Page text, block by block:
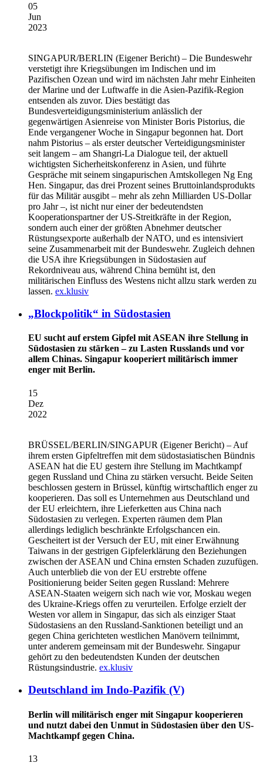
05
Jun
2023
SINGAPUR/BERLIN (Eigener Bericht) – Die Bundeswehr
verstetigt ihre Kriegsübungen im Indischen und im
Pazifischen Ozean und wird im nächsten Jahr mehr Einheiten
der Marine und der Luftwaffe in die Asien-Pazifik-Region
entsenden als zuvor. Dies bestätigt das
Bundesverteidigungsministerium anlässlich der
gegenwärtigen Asienreise von Minister Boris Pistorius, die
Ende vergangener Woche in Singapur begonnen hat. Dort
nahm Pistorius – als erster deutscher Verteidigungsminister
seit langem – am Shangri-La Dialogue teil, der aktuell
wichtigsten Sicherheitskonferenz in Asien, und führte
Gespräche mit seinem singapurischen Amtskollegen Ng Eng
Hen. Singapur, das drei Prozent seines Bruttoinlandsprodukts
für das Militär ausgibt – mehr als zehn Milliarden US-Dollar
pro Jahr –, ist nicht nur einer der bedeutendsten
Kooperationspartner der US-Streitkräfte in der Region,
sondern auch einer der größten Abnehmer deutscher
Rüstungsexporte außerhalb der NATO, und es intensiviert
seine Zusammenarbeit mit der Bundeswehr. Zugleich dehnen
die USA ihre Kriegsübungen in Südostasien auf
Rekordniveau aus, während China bemüht ist, den
militärischen Einfluss des Westens nicht allzu stark werden zu
lassen. ex.klusiv
„Blockpolitik“ in Südostasien
EU sucht auf erstem Gipfel mit ASEAN ihre Stellung in
Südostasien zu stärken – zu Lasten Russlands und vor
allem Chinas. Singapur kooperiert militärisch immer
enger mit Berlin.
15
Dez
2022
BRÜSSEL/BERLIN/SINGAPUR (Eigener Bericht) – Auf
ihrem ersten Gipfeltreffen mit dem südostasiatischen Bündnis
ASEAN hat die EU gestern ihre Stellung im Machtkampf
gegen Russland und China zu stärken versucht. Beide Seiten
beschlossen gestern in Brüssel, künftig wirtschaftlich enger zu
kooperieren. Das soll es Unternehmen aus Deutschland und
der EU erleichtern, ihre Lieferketten aus China nach
Südostasien zu verlegen. Experten räumen dem Plan
allerdings lediglich beschränkte Erfolgschancen ein.
Gescheitert ist der Versuch der EU, mit einer Erwähnung
Taiwans in der gestrigen Gipfelerklärung den Beziehungen
zwischen der ASEAN und China ernsten Schaden zuzufügen.
Auch unterblieb die von der EU erstrebte offene
Positionierung beider Seiten gegen Russland: Mehrere
ASEAN-Staaten weigern sich nach wie vor, Moskau wegen
des Ukraine-Kriegs offen zu verurteilen. Erfolge erzielt der
Westen vor allem in Singapur, das sich als einziger Staat
Südostasiens an den Russland-Sanktionen beteiligt und an
gegen China gerichteten westlichen Manövern teilnimmt,
unter anderem gemeinsam mit der Bundeswehr. Singapur
gehört zu den bedeutendsten Kunden der deutschen
Rüstungsindustrie. ex.klusiv
Deutschland im Indo-Pazifik (V)
Berlin will militärisch enger mit Singapur kooperieren
und nutzt dabei den Unmut in Südostasien über den US-
Machtkampf gegen China.
13